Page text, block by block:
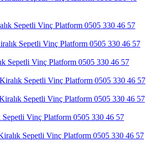
Sepetli Vinç Platform 0505 330 46 57
Sepetli Vinç Platform 0505 330 46 57
Sepetli Vinç Platform 0505 330 46 57
Sepetli Vinç Platform 0505 330 46 57
Sepetli Vinç Platform 0505 330 46 57
Vinç Platform 0505 330 46 57
Sepetli Vinç Platform 0505 330 46 57